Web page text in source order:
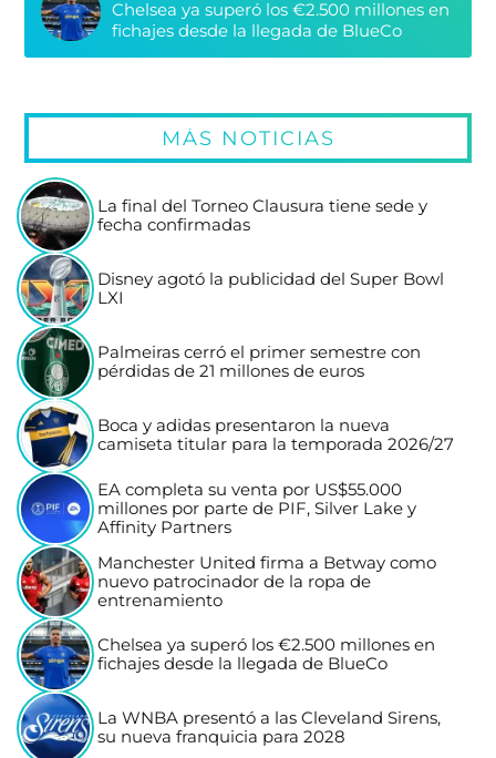
Chelsea ya superó los €2.500 millones en
fichajes desde la llegada de BlueCo
MÁS NOTICIAS
La final del Torneo Clausura tiene sede y
fecha confirmadas
Disney agotó la publicidad del Super Bowl
LXI
Palmeiras cerró el primer semestre con
pérdidas de 21 millones de euros
Boca y adidas presentaron la nueva
camiseta titular para la temporada 2026/27
EA completa su venta por US$55.000
millones por parte de PIF, Silver Lake y
Affinity Partners
Manchester United firma a Betway como
nuevo patrocinador de la ropa de
entrenamiento
Chelsea ya superó los €2.500 millones en
fichajes desde la llegada de BlueCo
La WNBA presentó a las Cleveland Sirens,
su nueva franquicia para 2028